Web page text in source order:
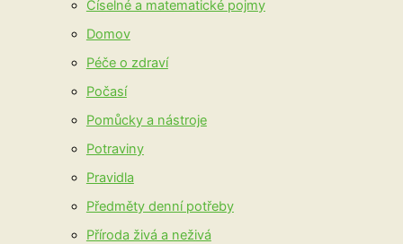
Číselné a matematické pojmy
Domov
Péče o zdraví
Počasí
Pomůcky a nástroje
Potraviny
Pravidla
Předměty denní potřeby
Příroda živá a neživá